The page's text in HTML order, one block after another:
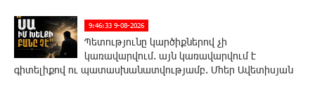
9:46:33 9-08-2026
Պետությունը կարծիքներով չի
կառավարվում. այն կառավարվում է
գիտելիքով ու պատասխանատվությամբ. Մհեր Ավետիսյան